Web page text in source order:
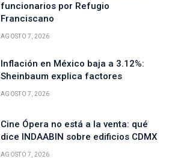
funcionarios por Refugio
Franciscano
AGOSTO 7, 2026
Inflación en México baja a 3.12%:
Sheinbaum explica factores
AGOSTO 7, 2026
Cine Ópera no está a la venta: qué
dice INDAABIN sobre edificios CDMX
AGOSTO 7, 2026